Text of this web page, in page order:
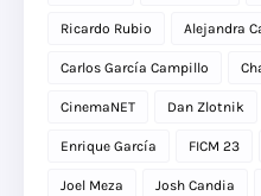
Ricardo Rubio Alejandra
Carlos García Campillo
CinemaNET Dan Zlotnik
Enrique García FICM 23
Joel Meza Josh Candia